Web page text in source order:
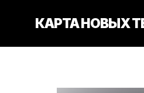
КАРТА НОВЫХ